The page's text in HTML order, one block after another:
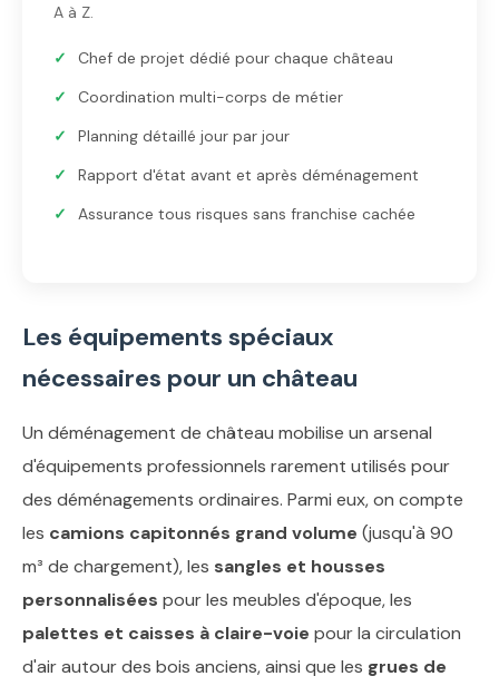
A à Z.
Chef de projet dédié pour chaque château
Coordination multi-corps de métier
Planning détaillé jour par jour
Rapport d'état avant et après déménagement
Assurance tous risques sans franchise cachée
Les équipements spéciaux
nécessaires pour un château
Un déménagement de château mobilise un arsenal
d'équipements professionnels rarement utilisés pour
des déménagements ordinaires. Parmi eux, on compte
les camions capitonnés grand volume (jusqu'à 90
m³ de chargement), les sangles et housses
personnalisées pour les meubles d'époque, les
palettes et caisses à claire-voie pour la circulation
d'air autour des bois anciens, ainsi que les grues de